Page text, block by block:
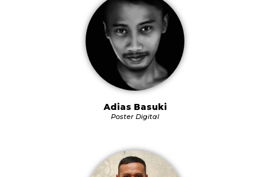
Adias Basuki
Poster Digital